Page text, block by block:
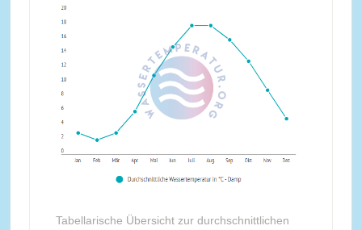
Tabellarische Übersicht zur durchschnittlichen